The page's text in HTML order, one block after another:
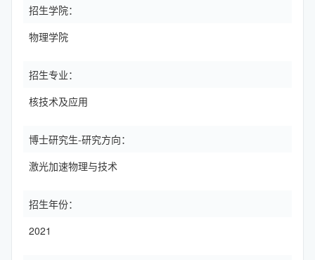
招生学院：
物理学院
招生专业：
核技术及应用
博士研究生-研究方向：
激光加速物理与技术
招生年份：
2021